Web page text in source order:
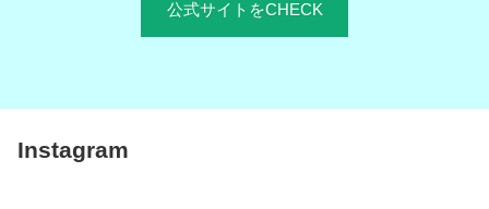
公式サイトをCHECK
Instagram